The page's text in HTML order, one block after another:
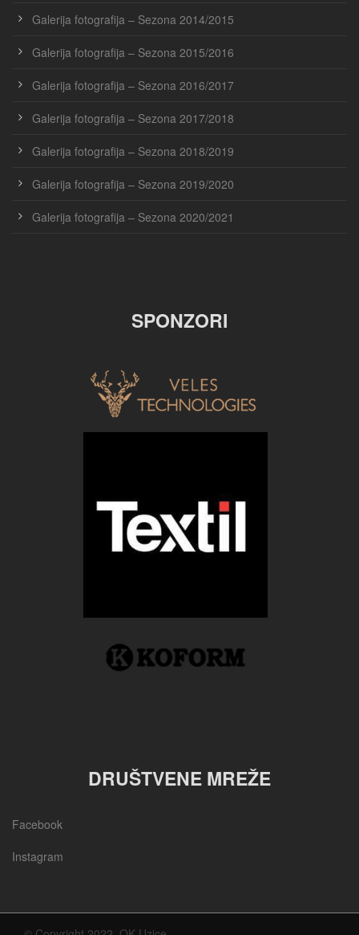
Galerija fotografija – Sezona 2014/2015
Galerija fotografija – Sezona 2015/2016
Galerija fotografija – Sezona 2016/2017
Galerija fotografija – Sezona 2017/2018
Galerija fotografija – Sezona 2018/2019
Galerija fotografija – Sezona 2019/2020
Galerija fotografija – Sezona 2020/2021
SPONZORI
DRUŠTVENE MREŽE
Facebook
Instagram